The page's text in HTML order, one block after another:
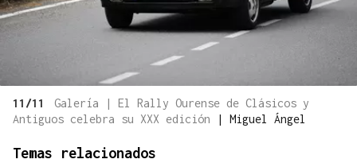
11/11
Galería | El Rally Ourense de Clásicos y
Antiguos celebra su XXX edición
| Miguel Ángel
Temas relacionados